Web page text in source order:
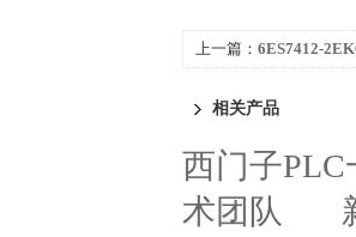
上一篇： 6ES7412-
相关产品
西门子
术团队